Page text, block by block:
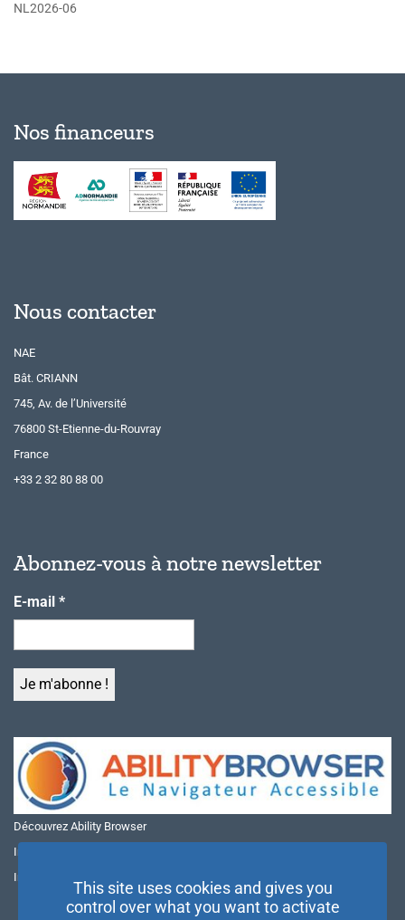
NL2026-06
Nos financeurs
Nous contacter
NAE
Bât. CRIANN
745, Av. de l’Université
76800 St-Etienne-du-Rouvray
France
+33 2 32 80 88 00
Abonnez-vous à notre newsletter
E-mail *
Découvrez Ability Browser
Installer Ability Browser sur Windows
Installer Ability Browser sur Mac
This site uses cookies and gives you
control over what you want to activate